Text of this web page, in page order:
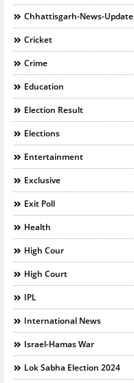
Chhattisgarh-News-Update
Cricket
Crime
Education
Election Result
Elections
Entertainment
Exclusive
Exit Poll
Health
High Cour
High Court
IPL
International News
Israel-Hamas War
Lok Sabha Election 2024